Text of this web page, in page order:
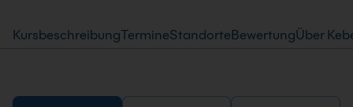
KursbeschreibungTermineStandorteBewertungÜber